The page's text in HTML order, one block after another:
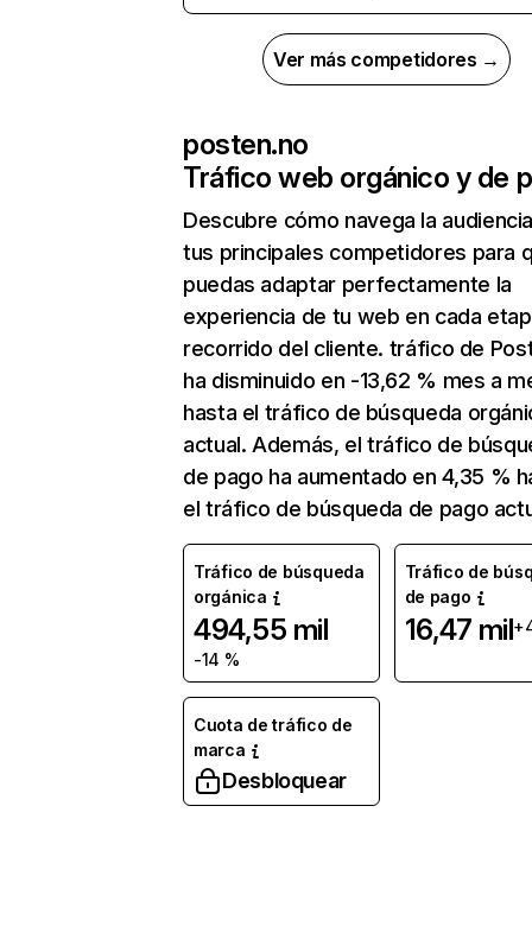
Ver más competidores →
posten.no
Tráfico web orgánico y de
Descubre cómo navega la
tus principales competidores para
puedas adaptar perfectamente la
experiencia de tu web en cada
recorrido del cliente. tráfico de
ha disminuido en -13,62 % mes a
hasta el tráfico de búsqueda
actual. Además, el tráfico de
de pago ha aumentado en 4,35 %
el tráfico de búsqueda de pago
Tráfico de búsqueda
orgánica
494,55 mil
-14 %
Tráfico de
de pago
16,47 mil
Cuota de tráfico de
marca
Desbloquear